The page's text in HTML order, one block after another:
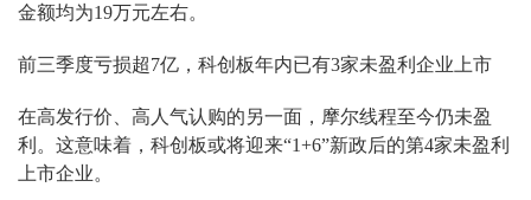
金额均为19万元左右。
前三季度亏损超7亿，科创板年内已有3家未盈利企业上市
在高发行价、高人气认购的另一面，摩尔线程至今仍未盈
利。这意味着，科创板或将迎来“1+6”新政后的第4家未盈利
上市企业。